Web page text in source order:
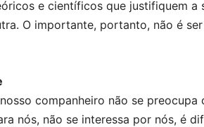
e científicos que justifiquem a
O importante, portanto, não é
companheiro não se
nós, não se interessa por nós, é